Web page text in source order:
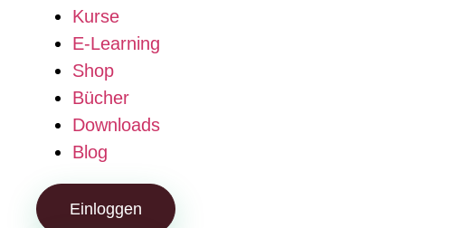
Kurse
E-Learning
Shop
Bücher
Downloads
Blog
Einloggen